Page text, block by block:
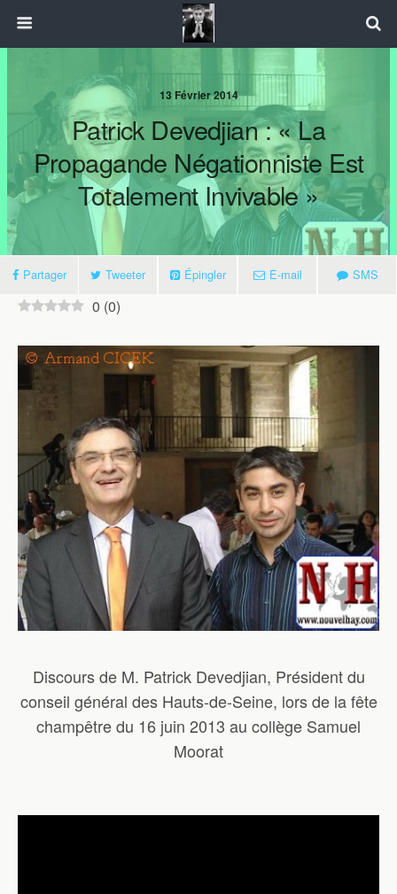
13 Février 2014
Patrick Devedjian : « La
Propagande Négationniste Est
Totalement Invivable »
Partager Tweeter Épingler E-mail SMS
0 (0)
Discours de M. Patrick Devedjian, Président du
conseil général des Hauts-de-Seine, lors de la fête
champêtre du 16 juin 2013 au collège Samuel
Moorat